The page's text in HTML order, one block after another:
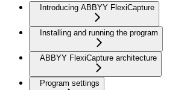
Introducing ABBYY FlexiCapture
Installing and running the program
ABBYY FlexiCapture architecture
Program settings